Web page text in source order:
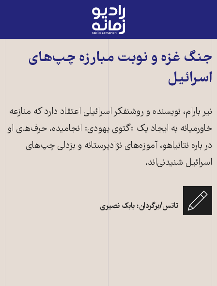
رادیو
زمانه
جنگ غزه و نوبت مبارزه چپ‌های
اسرائیل
نیر بارام، نویسنده و روشنفکر اسرائیلی اعتقاد دارد که منازعه
خاورمیانه به ایجاد یک «گتوی یهودی» انجامیده. حرف‌های او
در باره نتانیاهو، آموز‌ه‌های نژادپرستانه و بزدلی چپ‌های
اسرائیل شنیدنی‌اند.
تاتس/برگردان: بابک نصیری